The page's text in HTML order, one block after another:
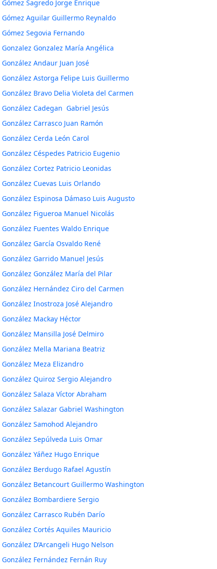
Gómez Sagredo Jorge Enrique
Gómez Aguilar Guillermo Reynaldo
Gómez Segovia Fernando
Gonzalez Gonzalez María Angélica
González Andaur Juan José
González Astorga Felipe Luis Guillermo
González Bravo Delia Violeta del Carmen
González Cadegan Gabriel Jesús
González Carrasco Juan Ramón
González Cerda León Carol
González Céspedes Patricio Eugenio
González Cortez Patricio Leonidas
González Cuevas Luis Orlando
González Espinosa Dámaso Luis Augusto
González Figueroa Manuel Nicolás
González Fuentes Waldo Enrique
González García Osvaldo René
González Garrido Manuel Jesús
González González María del Pilar
González Hernández Ciro del Carmen
González Inostroza José Alejandro
González Mackay Héctor
González Mansilla José Delmiro
González Mella Mariana Beatriz
González Meza Elizandro
González Quiroz Sergio Alejandro
González Salaza Víctor Abraham
González Salazar Gabriel Washington
González Samohod Alejandro
González Sepúlveda Luis Omar
González Yáñez Hugo Enrique
González Berdugo Rafael Agustín
González Betancourt Guillermo Washington
González Bombardiere Sergio
González Carrasco Rubén Darío
González Cortés Aquiles Mauricio
González D’Arcangeli Hugo Nelson
González Fernández Fernán Ruy